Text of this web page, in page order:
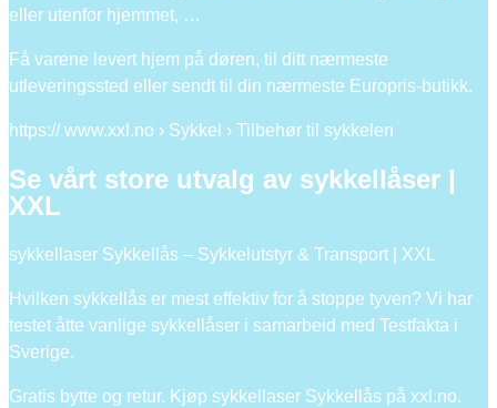
eller utenfor hjemmet, …
Få varene levert hjem på døren, til ditt nærmeste
utleveringssted eller sendt til din nærmeste Europris-butikk.
https:// www.xxl.no › Sykkel › Tilbehør til sykkelen
Se vårt store utvalg av sykkellåser |
XXL
sykkellaser Sykkellås – Sykkelutstyr & Transport | XXL
Hvilken sykkellås er mest effektiv for å stoppe tyven? Vi har
testet åtte vanlige sykkellåser i samarbeid med Testfakta i
Sverige.
Gratis bytte og retur. Kjøp sykkellaser Sykkellås på xxl.no.